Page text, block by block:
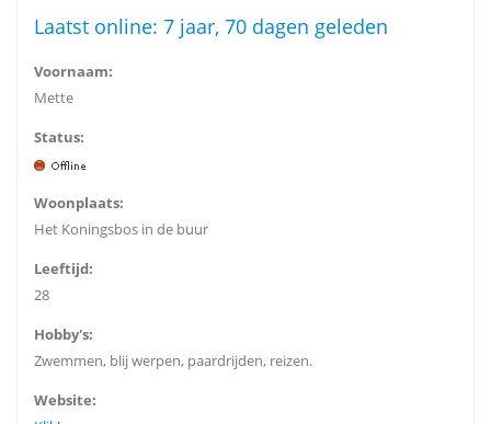
Laatst online: 7 jaar, 70 dagen geleden
Voornaam:
Mette
Status:
Woonplaats:
Het Koningsbos in de buur
Leeftijd:
28
Hobby's:
Zwemmen, blij werpen, paardrijden, reizen.
Website: